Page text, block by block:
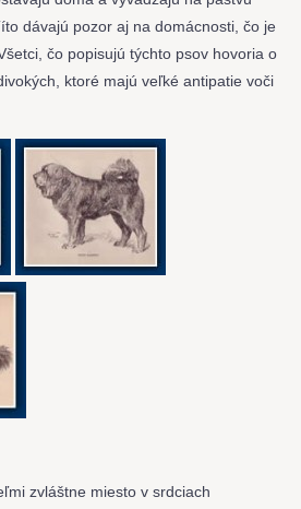
dávajú pozor aj na domácnosti, čo je
čo popisujú týchto psov hovoria o
ktoré majú veľké antipatie voči
zvláštne miesto v srdciach